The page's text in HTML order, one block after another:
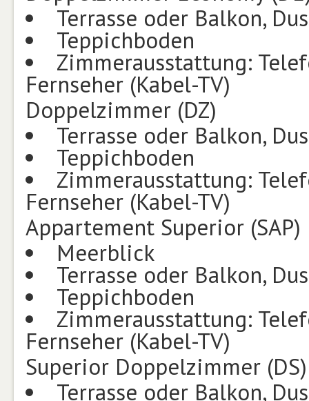
Terrasse oder Balkon,
Teppichboden
Zimmerausstattung:
Fernseher (Kabel-TV)
Doppelzimmer (DZ)
Terrasse oder Balkon,
Teppichboden
Zimmerausstattung:
Fernseher (Kabel-TV)
Appartement Superior (SAP)
Meerblick
Terrasse oder Balkon,
Teppichboden
Zimmerausstattung:
Fernseher (Kabel-TV)
Superior Doppelzimmer (DS)
Terrasse oder Balkon,